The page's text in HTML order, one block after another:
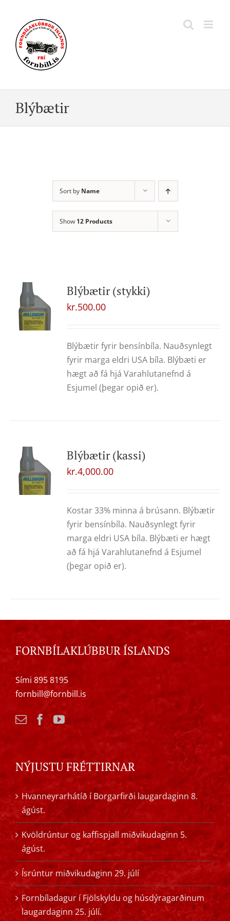
content
Blýbætir
Sort by Name
Show 12 Products
Blýbætir (stykki)
kr.500.00
Blýbætir fyrir bensínbíla. Nauðsynlegt
fyrir marga eldri USA bíla. Blýbæti er
hægt að fá hjá Varahlutanefnd á
Esjumel (þegar opið er).
Blýbætir (kassi)
kr.4,000.00
Kostar 33% minna á brúsann. Blýbætir
fyrir bensínbíla. Nauðsynlegt fyrir
marga eldri USA bíla. Blýbæti er hægt
að fá hjá Varahlutanefnd á Esjumel
(þegar opið er).
FORNBÍLAKLÚBBUR ÍSLANDS
Sími 895 8195
fornbill@fornbill.is
NÝJUSTU FRÉTTIRNAR
Hvanneyrarhátíð í Borgarfirði laugardaginn 8.
ágúst.
Kvöldrúntur og kaffispjall miðvikudaginn 5.
ágúst.
Ísrúntur miðvikudaginn 29. júlí
Fornbíladagur í Fjölskyldu og húsdýragarðinum
laugardaginn 25. júlí.